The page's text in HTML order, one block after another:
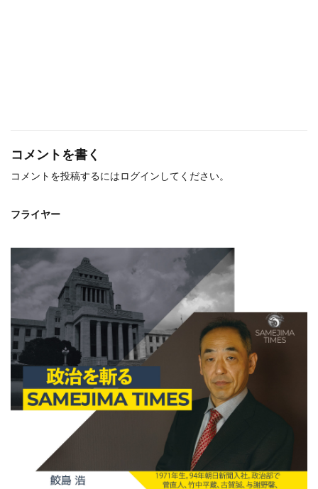
コメントを書く
コメントを投稿するにはログイン してください。
フライヤー